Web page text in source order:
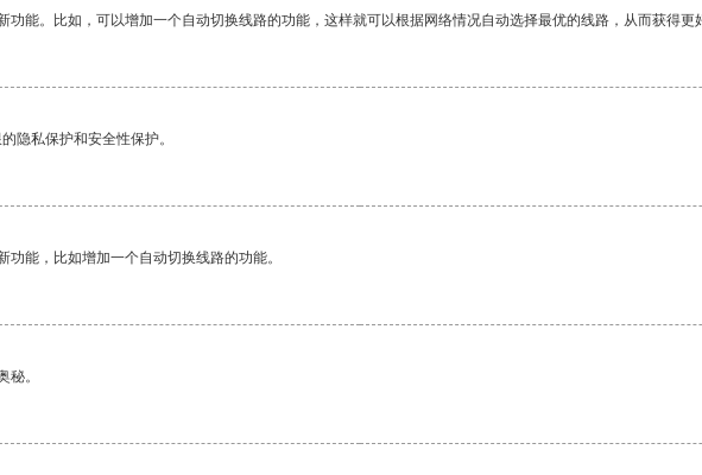
能。比如，可以增加一个自动切换线路的功能，这样就可以根据网络情况自动选择最优的线路，从而获得更
隐私保护和安全性保护。
能，比如增加一个自动切换线路的功能。
秘。